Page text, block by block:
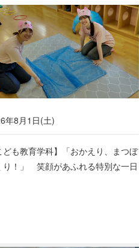
年8月1日(土)
ども教育学科】「おかえり、まつぼ
り！」 笑顔があふれる特別な一日